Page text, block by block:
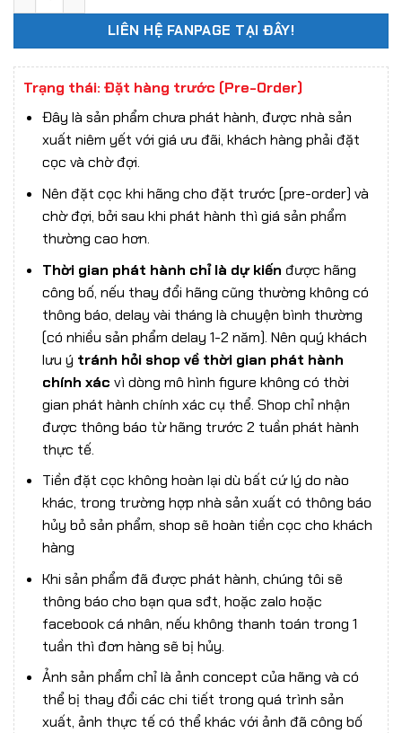
LIÊN HỆ FANPAGE TẠI ĐÂY!
Trạng thái: Đặt hàng trước (Pre-Order)
Đây là sản phẩm chưa phát hành, được nhà sản
xuất niêm yết với giá ưu đãi, khách hàng phải đặt
cọc và chờ đợi.
Nên đặt cọc khi hãng cho đặt trước (pre-order) và
chờ đợi, bởi sau khi phát hành thì giá sản phẩm
thường cao hơn.
Thời gian phát hành chỉ là dự kiến được hãng
công bố, nếu thay đổi hãng cũng thường không có
thông báo, delay vài tháng là chuyện bình thường
(có nhiều sản phẩm delay 1-2 năm). Nên quý khách
lưu ý tránh hỏi shop về thời gian phát hành
chính xác vì dòng mô hình figure không có thời
gian phát hành chính xác cụ thể. Shop chỉ nhận
được thông báo từ hãng trước 2 tuần phát hành
thực tế.
Tiền đặt cọc không hoàn lại dù bất cứ lý do nào
khác, trong trường hợp nhà sản xuất có thông báo
hủy bỏ sản phẩm, shop sẽ hoàn tiền cọc cho khách
hàng
Khi sản phẩm đã được phát hành, chúng tôi sẽ
thông báo cho bạn qua sđt, hoặc zalo hoặc
facebook cá nhân, nếu không thanh toán trong 1
tuần thì đơn hàng sẽ bị hủy.
Ảnh sản phẩm chỉ là ảnh concept của hãng và có
thể bị thay đổi các chi tiết trong quá trình sản
xuất, ảnh thực tế có thể khác với ảnh đã công bố